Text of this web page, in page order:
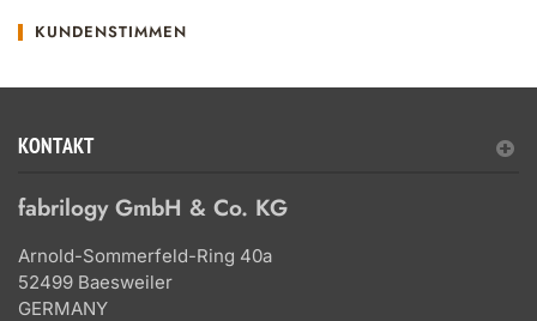
KUNDENSTIMMEN
KONTAKT
fabrilogy GmbH & Co. KG
Arnold-Sommerfeld-Ring 40a
52499 Baesweiler
GERMANY